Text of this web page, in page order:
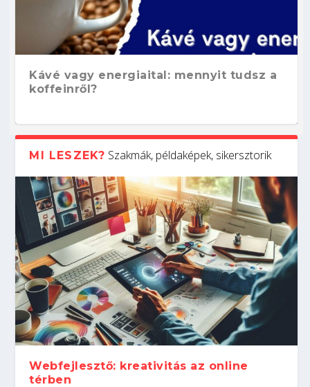
Kávé vagy energiaital: mennyit tudsz a
koffeinről?
Hogyan készíts ATS-barát önéletrajzot?
Így növelheted az esélyedet az
állásinterjúra...
Kitalálod, mire használják ezeket a
gépeket?
Nem sikerült az egyetemi felvételi?
Tanulj szakmát!
Szoftverfejlesztő: verseny kódban –
amikor néhány sor program dönti el a
világversenyt...
MI LESZEK? Szakmák, példaképek, sikersztorik
Webfejlesztő: kreativitás az online
térben